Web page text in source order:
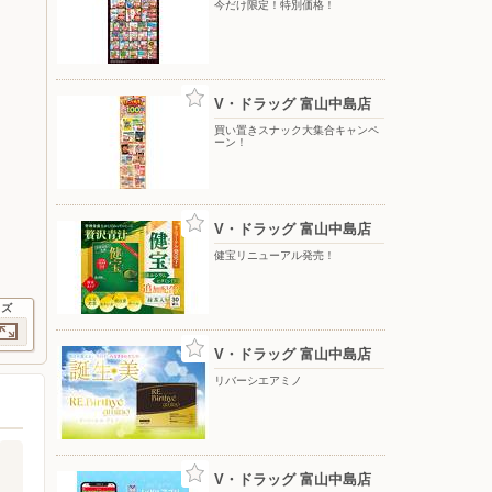
今だけ限定！特別価格！
V・ドラッグ 富山中島店
買い置きスナック大集合キャンペ
ーン！
V・ドラッグ 富山中島店
健宝リニューアル発売！
V・ドラッグ 富山中島店
リバーシエアミノ
V・ドラッグ 富山中島店